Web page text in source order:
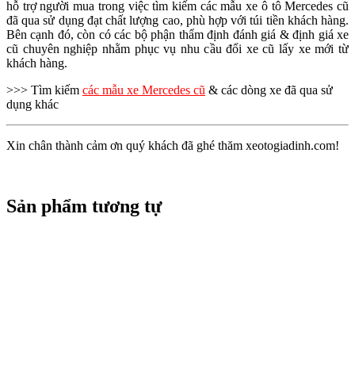
hỗ trợ người mua trong việc tìm kiếm các mẫu xe ô tô Mercedes cũ
đã qua sử dụng đạt chất lượng cao, phù hợp với túi tiền khách hàng.
Bên cạnh đó, còn có các bộ phận thẩm định đánh giá & định giá xe
cũ chuyên nghiệp nhằm phục vụ nhu cầu đổi xe cũ lấy xe mới từ
khách hàng.
>>> Tìm kiếm các mẫu xe Mercedes cũ & các dòng xe đã qua sử
dụng khác
Xin chân thành cảm ơn quý khách đã ghé thăm xeotogiadinh.com!
Sản phẩm tương tự